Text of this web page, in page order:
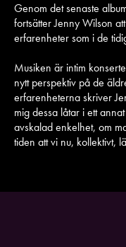
Genom det senaste
fortsätter Jenny Wilson
erfarenheter som i de
Musiken är intim
nytt perspektiv på de
erfarenheterna skriver
mig dessa låtar i ett
avskalad enkelhet, om
tiden att vi nu, kollektivt,